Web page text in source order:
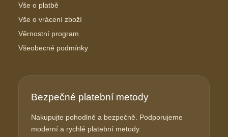
Vše o platbě
Vše o vrácení zboží
Věrnostní program
Všeobecné podmínky
Bezpečné platební metody
Nakupujte pohodlně a bezpečně. Podporujeme
moderní a rychlé platební metody.